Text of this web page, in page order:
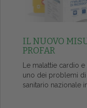
IL NUOVO
PROFAR
Le malattie cardio
uno dei problemi
sanitario nazionale